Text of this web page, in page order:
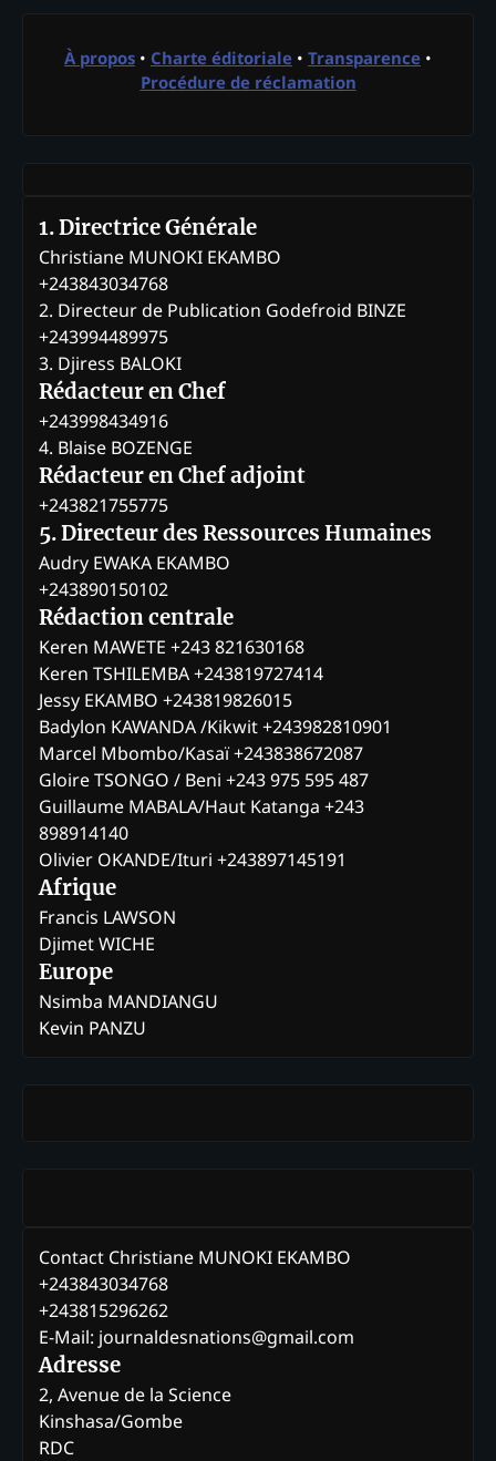
À propos • Charte éditoriale • Transparence •
Procédure de réclamation
1. Directrice Générale
Christiane MUNOKI EKAMBO
+243843034768
2. Directeur de Publication Godefroid BINZE
+243994489975
3. Djiress BALOKI
Rédacteur en Chef
+243998434916
4. Blaise BOZENGE
Rédacteur en Chef adjoint
+243821755775
5. Directeur des Ressources Humaines
Audry EWAKA EKAMBO
+243890150102
Rédaction centrale
Keren MAWETE +243 821630168
Keren TSHILEMBA +243819727414
Jessy EKAMBO +243819826015
Badylon KAWANDA /Kikwit +243982810901
Marcel Mbombo/Kasaï +243838672087
Gloire TSONGO / Beni +243 975 595 487
Guillaume MABALA/Haut Katanga +243
898914140
Olivier OKANDE/Ituri +243897145191
Afrique
Francis LAWSON
Djimet WICHE
Europe
Nsimba MANDIANGU
Kevin PANZU
Contact Christiane MUNOKI EKAMBO
+243843034768
+243815296262
E-Mail: journaldesnations@gmail.com
Adresse
2, Avenue de la Science
Kinshasa/Gombe
RDC